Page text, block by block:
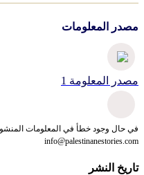
مصدر المعلومات
مصدر المعلومة 1
في حال وجود خطأ في المعلومات
info@palestinanestories.com
تاريخ النشر